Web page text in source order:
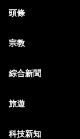
頭條
宗教
綜合新聞
旅遊
科技新知